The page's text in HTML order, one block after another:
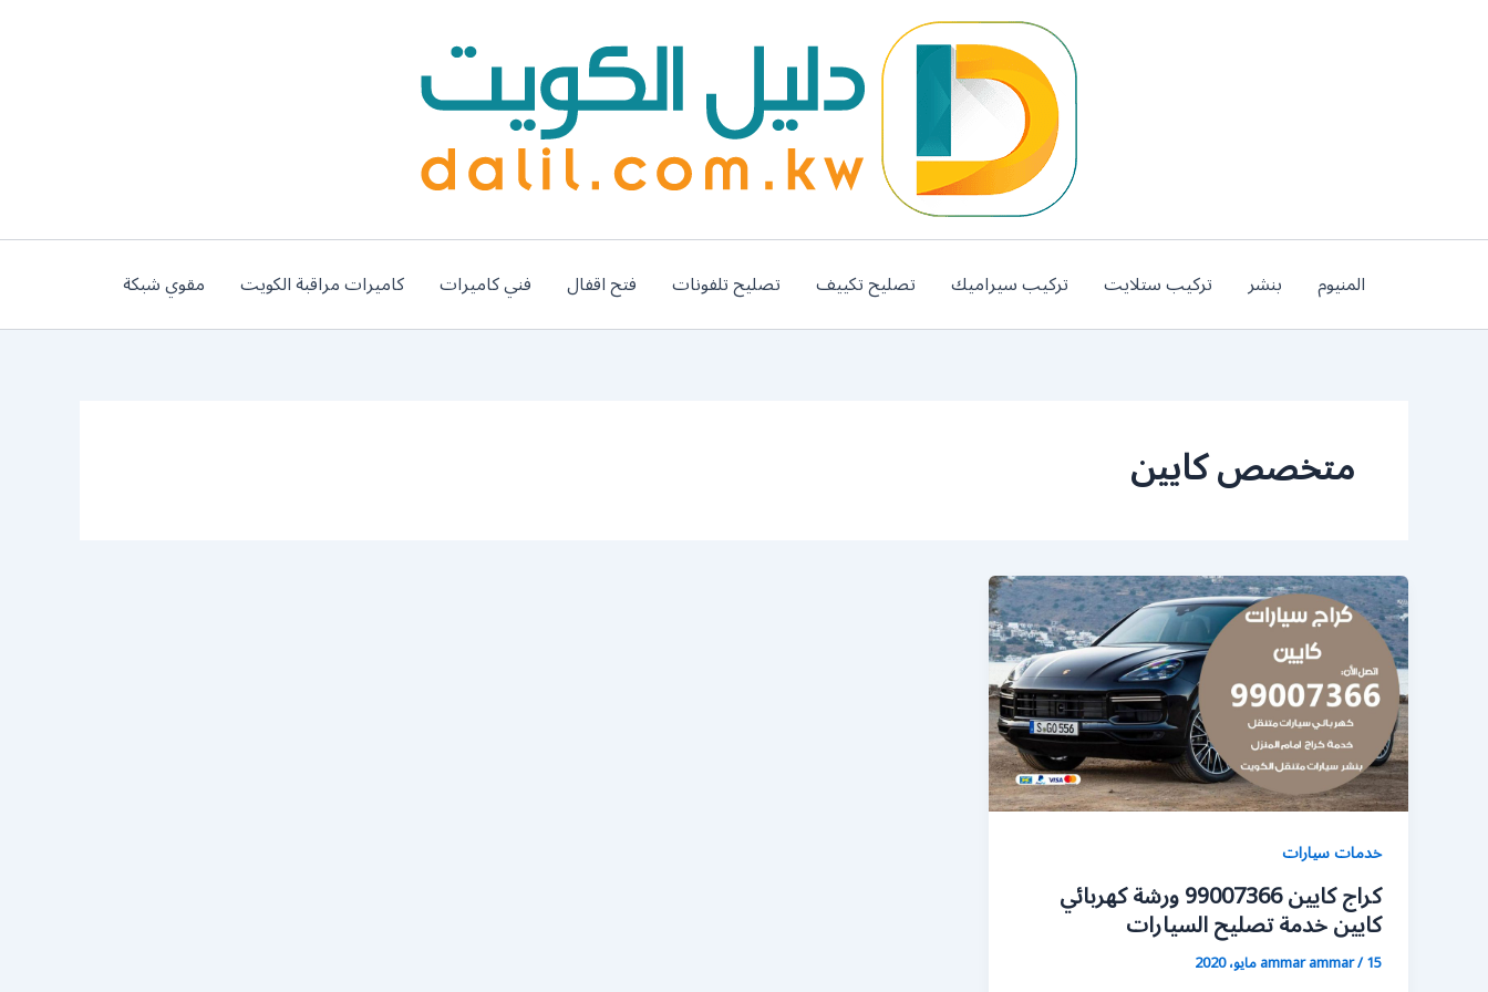
المنيوم بنشر تركيب ستلايت تركيب سيراميك تصليح تكييف تصليح تلفونات فتح اقفال فني كاميرات كاميرات مراقبة الكويت مقوي شبكة
متخصص كايين
خدمات سيارات
كراج كايين 99007366 ورشة كهربائي
كايين خدمة تصليح السيارات
ammar ammar/15 مايو، 2020